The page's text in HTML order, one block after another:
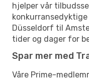
hjelper vår
Düsseldorf til
tider og dager for
Spar mer med
Våre Prime-